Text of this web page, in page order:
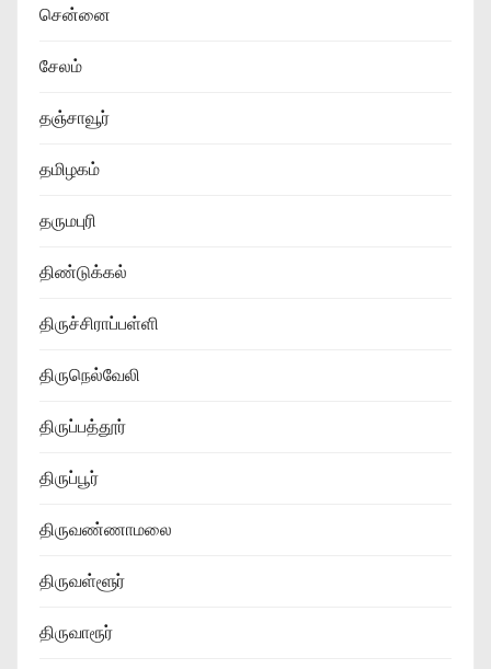
சென்னை
சேலம்
தஞ்சாவூர்
தமிழகம்
தருமபுரி
திண்டுக்கல்
திருச்சிராப்பள்ளி
திருநெல்வேலி
திருப்பத்தூர்
திருப்பூர்
திருவண்ணாமலை
திருவள்ளூர்
திருவாரூர்